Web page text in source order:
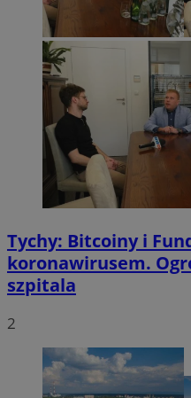
Tychy: Bitcoiny i
koronawirusem.
szpitala
2